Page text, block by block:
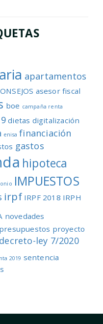
apartamentos
asesor fiscal
boe campaña renta
dietas digitalización
enisa financiación
gastos
hipoteca
IMPUESTOS
irpf IRPF 2018 IRPH
novedades
presupuestos proyecto
ley 7/2020
2019 sentencia